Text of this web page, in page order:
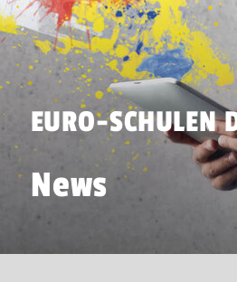
EURO-SCHULEN
News